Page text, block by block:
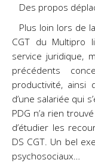
Des propos
Plus loin lors de
CGT du Multipro
service juridique,
précédents
productivité, ainsi
d’une salariée qui
PDG n’a rien
d’étudier les
DS CGT. Un bel
psychosociaux…